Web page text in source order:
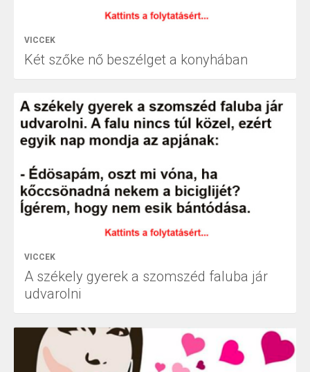
VICCEK
Két szőke nő beszélget a konyhában
VICCEK
A székely gyerek a szomszéd faluba jár
udvarolni